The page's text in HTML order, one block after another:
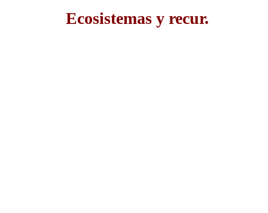
Ecosistemas y recur.